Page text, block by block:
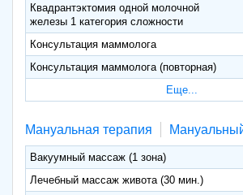
Квадрантэктомия одной молочной
железы 1 категория сложности
Консультация маммолога
Консультация маммолога (повторная)
Еще...
Мануальная терапия
Вакуумный массаж (1 зона)
Лечебный массаж живота (30 мин.)